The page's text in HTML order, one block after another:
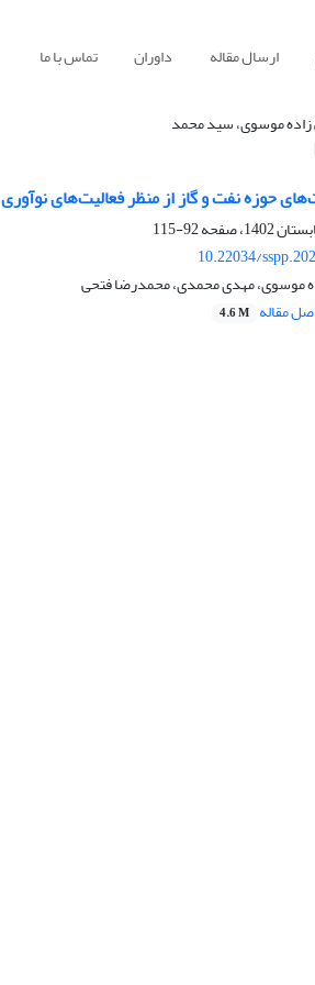
ارسال مقاله داوران تماس با ما
موسوی، سید محمد
حوزه نفت و گاز از منظر فعالیت‌های نوآوری
92-115
10.22034/
موسوی، مهدی محمدی، محمدرضا فتحی
مقاله 4.6 M